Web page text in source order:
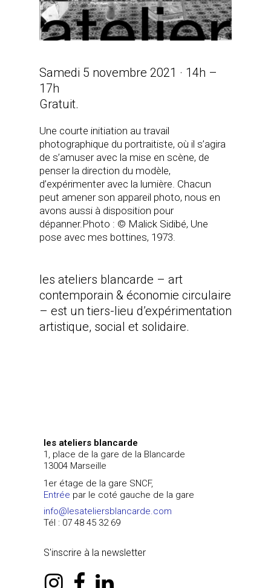
Samedi 5 novembre 2021 · 14h –
17h
Gratuit.
Une courte initiation au travail
photographique du portraitiste, où il s’agira
de s’amuser avec la mise en scène, de
penser la direction du modèle,
d’expérimenter avec la lumière. Chacun
peut amener son appareil photo, nous en
avons aussi à disposition pour
dépanner.Photo : © Malick Sidibé, Une
pose avec mes bottines, 1973.
les ateliers blancarde – art
contemporain & économie circulaire
– est un tiers-lieu d’expérimentation
artistique, social et solidaire.
les ateliers blancarde
1, place de la gare de la Blancarde
13004 Marseille
1er étage de la gare SNCF,
Entrée par le coté gauche de la gare
info@lesateliersblancarde.com
Tél : 07 48 45 32 69
S'inscrire à la newsletter
instagram
facebook
linkedin